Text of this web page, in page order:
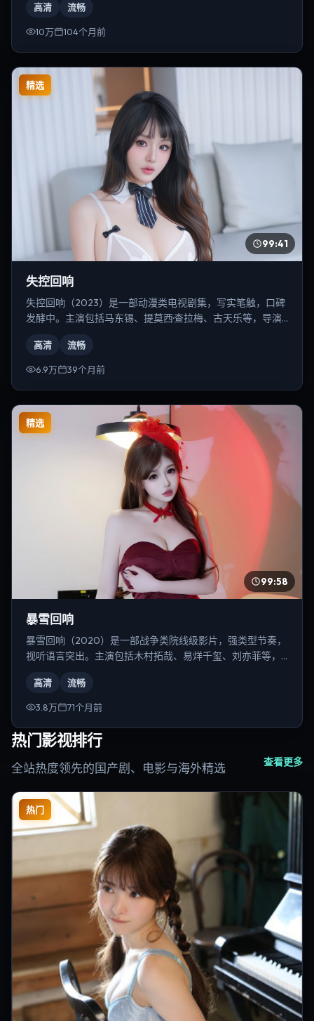
高清 流畅
10万 104个月前
精选
99:41
失控回响
失控回响（2023）是一部动漫类电视剧集，写实笔触，口碑
发酵中。主演包括马东锡、提莫西·查拉梅、古天乐等，导演
高清 流畅
6.9万 39个月前
精选
99:58
暴雪回响
暴雪回响（2020）是一部战争类院线级影片，强类型节奏，
视听语言突出。主演包括木村拓哉、易烊千玺、刘亦菲等，
高清 流畅
3.8万 71个月前
热门影视排行
全站热度领先的国产剧、电影与海外精选 查看更多
热门